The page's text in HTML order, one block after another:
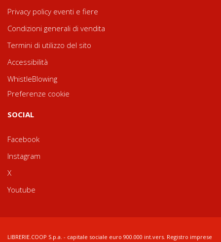
Privacy policy eventi e fiere
Condizioni generali di vendita
Termini di utilizzo del sito
Accessibilità
WhistleBlowing
Preferenze cookie
SOCIAL
Facebook
Instagram
X
Youtube
LIBRERIE.COOP S.p.a. - capitale sociale euro 900.000 int.vers. Registro imprese